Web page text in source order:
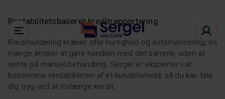
Rentabilitetsbaseret kreditrapportering
Kreditvurdering kræver ofte hurtighed og automatisering, da
mange ønsker at gøre handlen med det samme, uden at
vente på manuel behandling. Sergel er eksperter i at
bestemme rentabiliteten af ​​et kundeforhold, så du kan føle
dig tryg ved at forlænge kredit.